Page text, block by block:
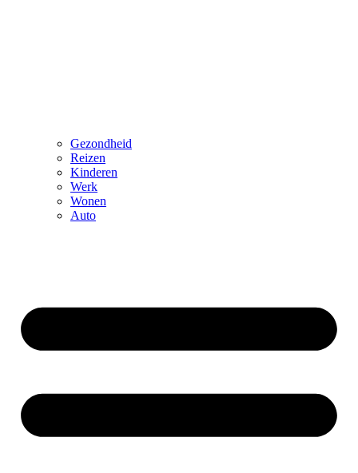
Gezondheid
Reizen
Kinderen
Werk
Wonen
Auto